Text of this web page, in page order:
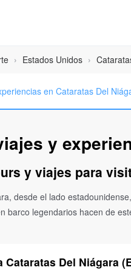
› Estados Unidos ›
en Cataratas Del
y
y viajes para
desde el lado
barco legendarios hacen de
Cataratas Del Niágara